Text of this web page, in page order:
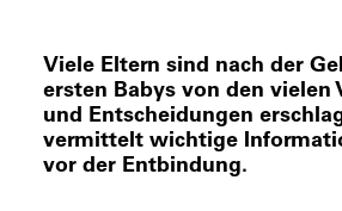
Viele Eltern sind nach der
ersten Babys von den vielen
und Entscheidungen
vermittelt wichtige
vor der Entbindung.